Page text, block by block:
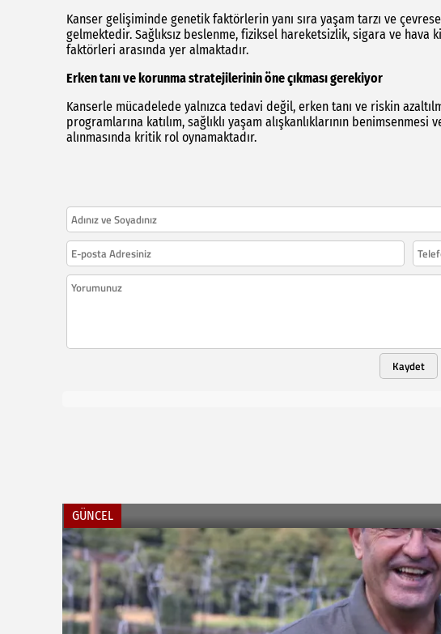
Kanser gelişiminde genetik faktörlerin yanı sıra yaşam tarzı ve
gelmektedir. Sağlıksız beslenme, fiziksel hareketsizlik, sigara ve
faktörleri arasında yer almaktadır.
Erken tanı ve korunma stratejilerinin öne çıkması gerekiyor
Kanserle mücadelede yalnızca tedavi değil, erken tanı ve riskin
programlarına katılım, sağlıklı yaşam alışkanlıklarının
alınmasında kritik rol oynamaktadır.
Kaydet
GÜNCEL